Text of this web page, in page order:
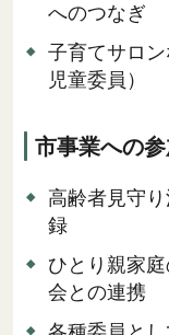
へのつなぎ
子育てサロ
児童委員）
市事業への
高齢者見守
録
ひとり親家
会との連携